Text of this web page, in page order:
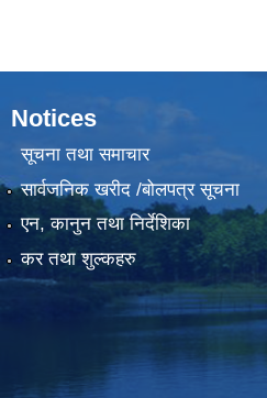
Notices
सूचना तथा समाचार
सार्वजनिक खरीद /बोलपत्र सूचना
एन, कानुन तथा निर्देशिका
कर तथा शुल्कहरु